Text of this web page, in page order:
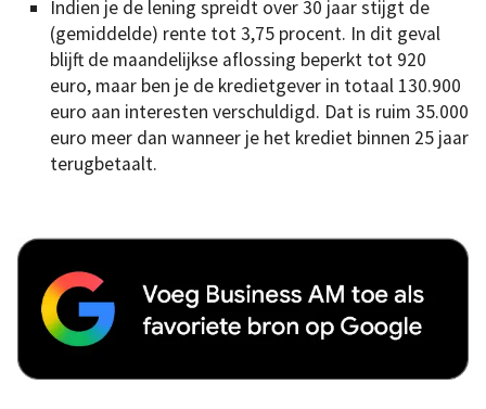
Indien je de lening spreidt over 30 jaar stijgt de
(gemiddelde) rente tot 3,75 procent. In dit geval
blijft de maandelijkse aflossing beperkt tot 920
euro, maar ben je de kredietgever in totaal 130.900
euro aan interesten verschuldigd. Dat is ruim 35.000
euro meer dan wanneer je het krediet binnen 25 jaar
terugbetaalt.